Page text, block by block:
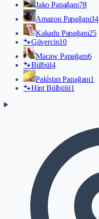
Jako Papağanı78
Amazon Papağanı34
Kakadu Papağanı25
🐾Güvercin10
Macaw Papağanı6
🐾Bülbül4
Paki̇stan Papağanı1
🐾Hint Bülbülü1